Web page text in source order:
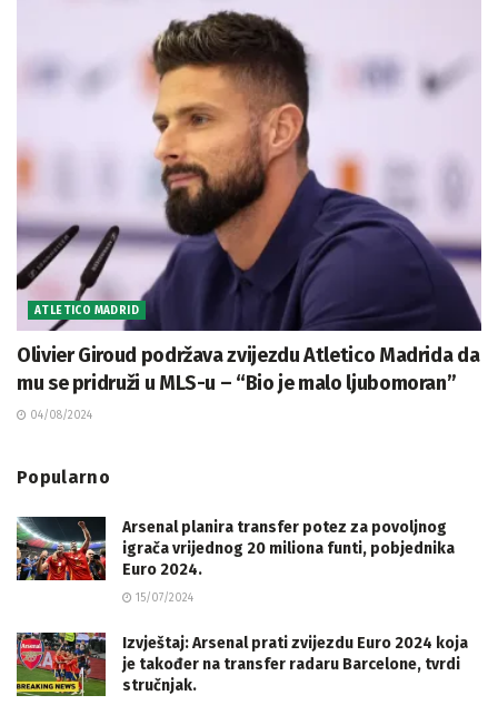
ATLETICO MADRID
Olivier Giroud podržava zvijezdu Atletico Madrida da
mu se pridruži u MLS-u – “Bio je malo ljubomoran”
04/08/2024
Popularno
Arsenal planira transfer potez za povoljnog
igrača vrijednog 20 miliona funti, pobjednika
Euro 2024.
15/07/2024
Izvještaj: Arsenal prati zvijezdu Euro 2024 koja
je također na transfer radaru Barcelone, tvrdi
stručnjak.